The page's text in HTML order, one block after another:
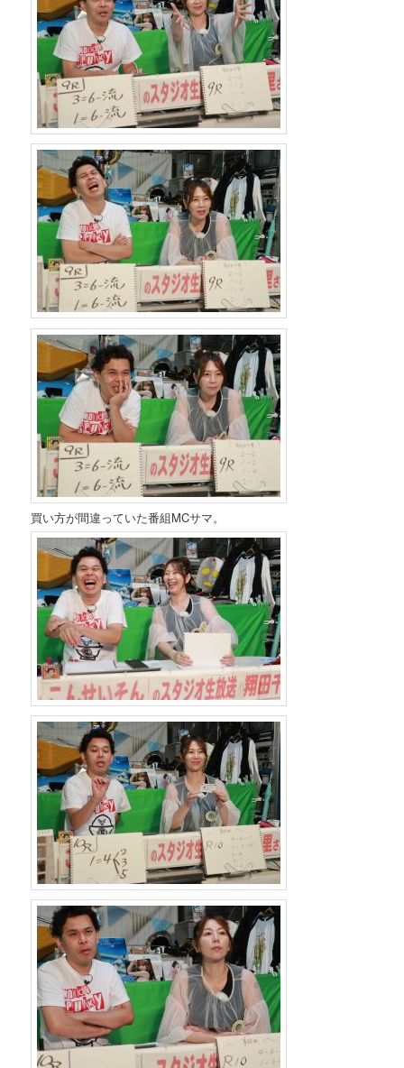
買い方が間違っていた番組MCサマ。